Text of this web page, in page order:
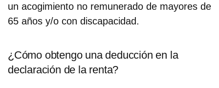
un acogimiento no remunerado de mayores de
65 años y/o con discapacidad.
¿Cómo obtengo una deducción en la
declaración de la renta?